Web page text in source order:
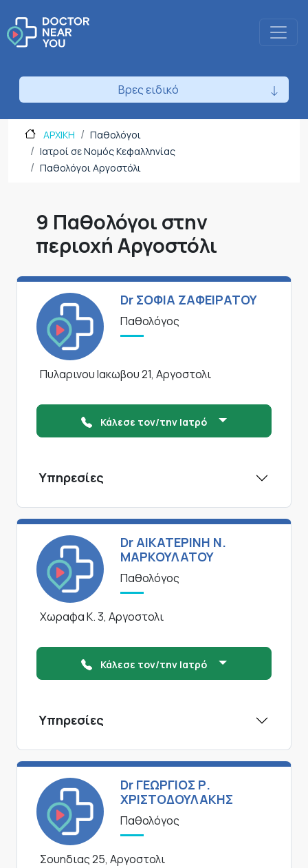
Βρες ειδικό
ΑΡΧΙΚΗ
Παθολόγοι
Ιατροί σε Νομός Κεφαλληνίας
Παθολόγοι Αργοστόλι
9 Παθολόγοι στην
περιοχή Αργοστόλι
Dr ΣΟΦΙΑ ΖΑΦΕΙΡΑΤΟΥ
Παθολόγος
Πυλαρινου Ιακωβου 21, Αργοστολι
Κάλεσε τον/την Ιατρό
Υπηρεσίες
Dr ΑΙΚΑΤΕΡΙΝΗ Ν.
ΜΑΡΚΟΥΛΑΤΟΥ
Παθολόγος
Χωραφα Κ. 3, Αργοστολι
Κάλεσε τον/την Ιατρό
Υπηρεσίες
Dr ΓΕΩΡΓΙΟΣ Ρ.
ΧΡΙΣΤΟΔΟΥΛΑΚΗΣ
Παθολόγος
Σουηδιας 25, Αργοστολι